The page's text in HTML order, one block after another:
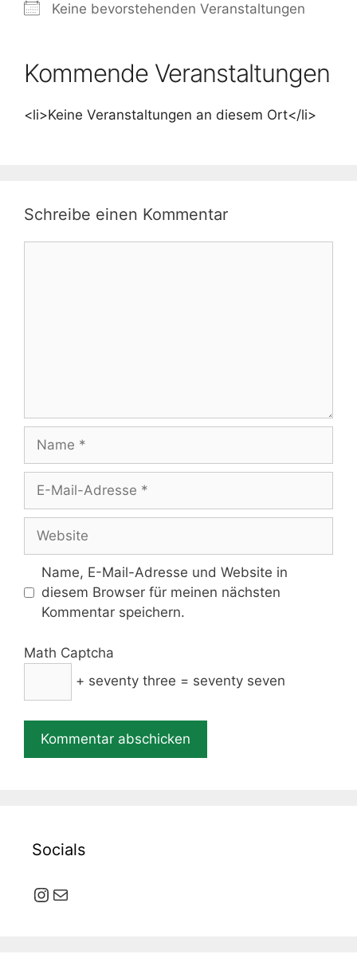
Keine bevorstehenden Veranstaltungen
Kommende Veranstaltungen
<li>Keine Veranstaltungen an diesem Ort</li>
Schreibe einen Kommentar
Name
Adresse
Website
Name, E-Mail-Adresse und Website in
diesem Browser für meinen nächsten
Kommentar speichern.
Math Captcha
+ seventy three = seventy seven
Socials
Instagram
E-Mail